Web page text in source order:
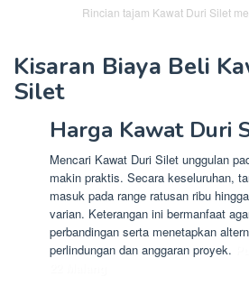
Rincian tajam Kawat Duri Silet
Kisaran Biaya Beli
Silet
Harga Kawat Duri
Mencari Kawat Duri Silet unggulan
makin praktis. Secara keseluruhan,
masuk pada range ratusan ribu
varian. Keterangan ini bermanfaat
perbandingan serta menetapkan
perlindungan dan anggaran proyek.